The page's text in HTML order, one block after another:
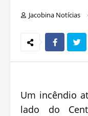
Jacobina Notícias
Um incêndio
lado do